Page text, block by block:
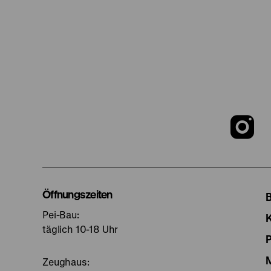
Zu
Öffnungszeiten
Pei-Bau:
täglich 10-18 Uhr
Zeughaus: